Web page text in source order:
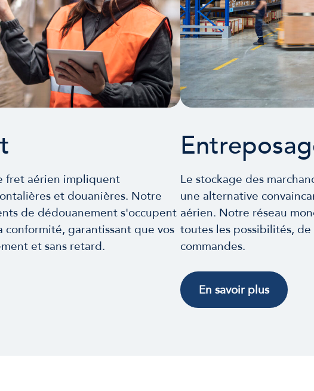
fret aérien impliquent
et douanières. Notre
de dédouanement s'occupent
garantissant que vos
et sans retard.
Le stockage des
une alternative
aérien. Notre réseau
toutes les possibilités,
commandes.
En savoir plus